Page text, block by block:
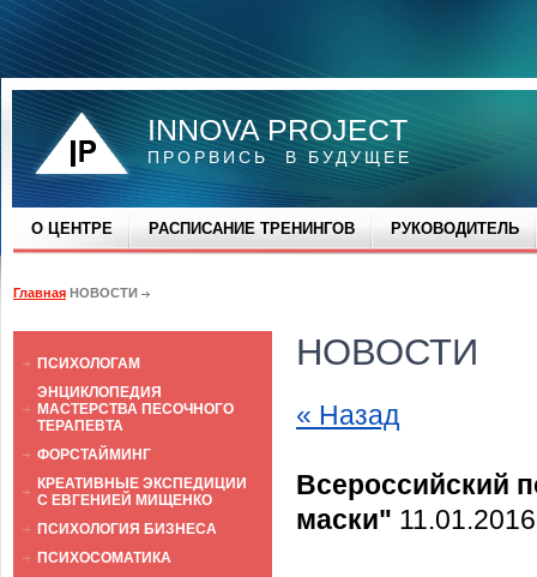
INNOVA PROJECT
ПРОРВИСЬ В БУДУЩЕЕ
О ЦЕНТРЕ РАСПИСАНИЕ ТРЕНИНГОВ РУКОВОДИТЕЛЬ
Главная НОВОСТИ
ПСИХОЛОГАМ
ЭНЦИКЛОПЕДИЯ
МАСТЕРСТВА ПЕСОЧНОГО
ТЕРАПЕВТА
ФОРСТАЙМИНГ
КРЕАТИВНЫЕ ЭКСПЕДИЦИИ
С ЕВГЕНИЕЙ МИЩЕНКО
ПСИХОЛОГИЯ БИЗНЕСА
ПСИХОСОМАТИКА
НОВОСТИ
« Назад
Всероссийский
маски"